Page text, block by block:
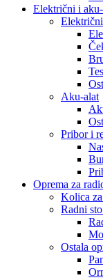
Električni i
Aku-alat
Pribor i
Oprema za
Kolica
Radni
Ostala